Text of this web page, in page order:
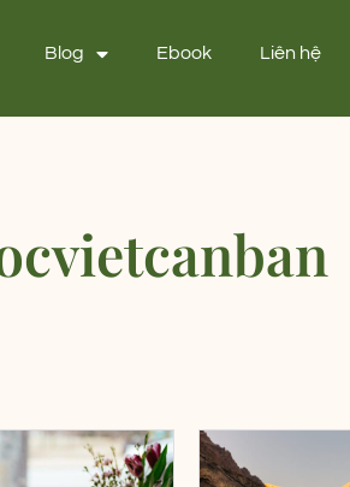
Blog Ebook Liên hệ